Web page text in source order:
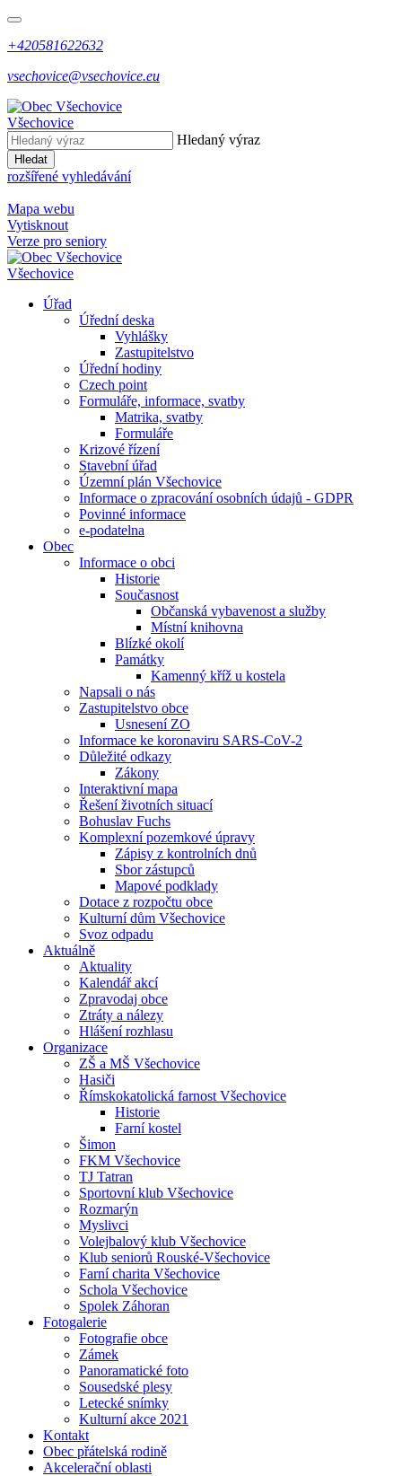
+420581622632
vsechovice@vsechovice.eu
Všechovice
Hledaný výraz
Hledat
rozšířené vyhledávání
Mapa webu
Vytisknout
Verze pro seniory
Všechovice
Úřad
Úřední deska
Vyhlášky
Zastupitelstvo
Úřední hodiny
Czech point
Formuláře, informace, svatby
Matrika, svatby
Formuláře
Krizové řízení
Stavební úřad
Územní plán Všechovice
Informace o zpracování osobních údajů - GDPR
Povinné informace
e-podatelna
Obec
Informace o obci
Historie
Současnost
Občanská vybavenost a služby
Místní knihovna
Blízké okolí
Památky
Kamenný kříž u kostela
Napsali o nás
Zastupitelstvo obce
Usnesení ZO
Informace ke koronaviru SARS-CoV-2
Důležité odkazy
Zákony
Interaktivní mapa
Řešení životních situací
Bohuslav Fuchs
Komplexní pozemkové úpravy
Zápisy z kontrolních dnů
Sbor zástupců
Mapové podklady
Dotace z rozpočtu obce
Kulturní dům Všechovice
Svoz odpadu
Aktuálně
Aktuality
Kalendář akcí
Zpravodaj obce
Ztráty a nálezy
Hlášení rozhlasu
Organizace
ZŠ a MŠ Všechovice
Hasiči
Římskokatolická farnost Všechovice
Historie
Farní kostel
Šimon
FKM Všechovice
TJ Tatran
Sportovní klub Všechovice
Rozmarýn
Myslivci
Volejbalový klub Všechovice
Klub seniorů Rouské-Všechovice
Farní charita Všechovice
Schola Všechovice
Spolek Záhoran
Fotogalerie
Fotografie obce
Zámek
Panoramatické foto
Sousedské plesy
Letecké snímky
Kulturní akce 2021
Kontakt
Obec přátelská rodině
Akcelerační oblasti